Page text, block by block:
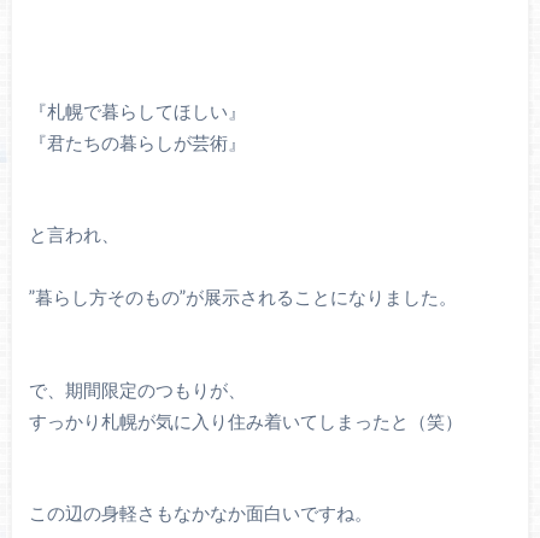
『札幌で暮らしてほしい』
『君たちの暮らしが芸術』
と言われ、
”暮らし方そのもの”が展示されることになりました。
で、期間限定のつもりが、
すっかり札幌が気に入り住み着いてしまったと（笑）
この辺の身軽さもなかなか面白いですね。